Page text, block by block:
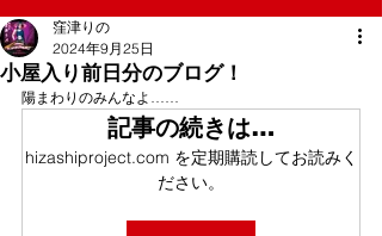
小屋入り前日分のブログ！
窪津りの
2024年9月25日
陽まわりのみんなよ……
記事の続きは…
hizashiproject.com を定期購読してお読みく
ださい。